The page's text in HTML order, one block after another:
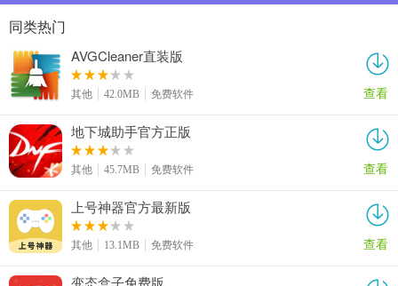
同类热门
AVGCleaner直装版
其他 42.0MB 免费软件 查看
地下城助手官方正版
其他 45.7MB 免费软件 查看
上号神器官方最新版
其他 13.1MB 免费软件 查看
变态盒子免费版